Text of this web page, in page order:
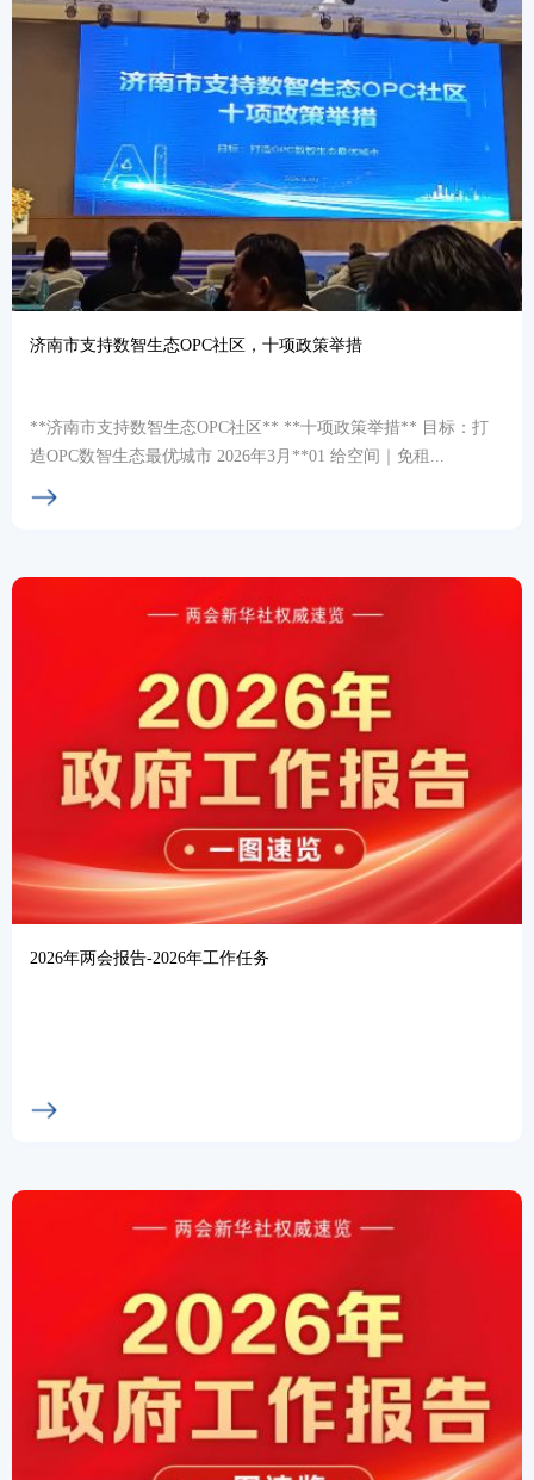
济南市支持数智生态OPC社区，十项政策举措
**济南市支持数智生态OPC社区** **十项政策举措** 目标：打
造OPC数智生态最优城市 2026年3月**01 给空间｜免租...
2026年两会报告-2026年工作任务